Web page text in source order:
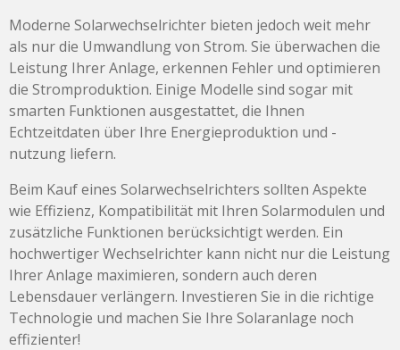
Moderne Solarwechselrichter bieten jedoch weit mehr
als nur die Umwandlung von Strom. Sie überwachen die
Leistung Ihrer Anlage, erkennen Fehler und optimieren
die Stromproduktion. Einige Modelle sind sogar mit
smarten Funktionen ausgestattet, die Ihnen
Echtzeitdaten über Ihre Energieproduktion und -
nutzung liefern.
Beim Kauf eines Solarwechselrichters sollten Aspekte
wie Effizienz, Kompatibilität mit Ihren Solarmodulen und
zusätzliche Funktionen berücksichtigt werden. Ein
hochwertiger Wechselrichter kann nicht nur die Leistung
Ihrer Anlage maximieren, sondern auch deren
Lebensdauer verlängern. Investieren Sie in die richtige
Technologie und machen Sie Ihre Solaranlage noch
effizienter!